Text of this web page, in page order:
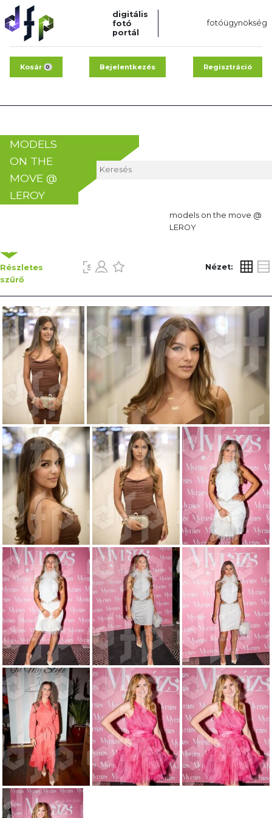
digitális
fotó
portál
fotóügynökség
Kosár 0 Bejelentkezés Regisztráció
MODELS
ON THE
MOVE @
LEROY
models on the move @
LEROY
Részletes
szűrő
Nézet: